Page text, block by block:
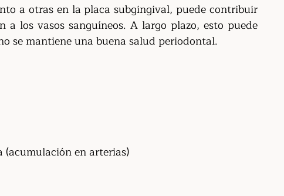
a otras en la placa subgingival, puede contribuir
a los vasos sanguíneos. A largo plazo, esto puede
se mantiene una buena salud periodontal.
(acumulación en arterias)